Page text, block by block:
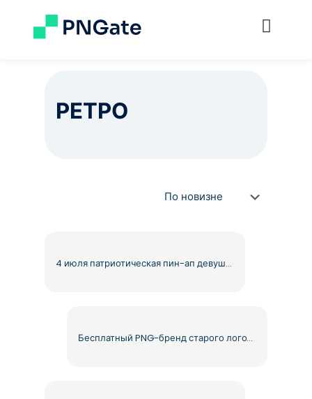
РЕТРО
4 июля патриотическая пин-ап девушка с напитком в руках, бесплатно PNG
Бесплатный PNG-бренд старого логотипа McDonald's